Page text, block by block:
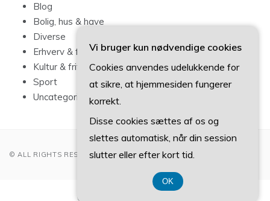
Blog
Bolig, hus & have
Diverse
Erhverv & forbrug
Kultur & fritid
Sport
Uncategorized
© ALL RIGHTS RESERVED 2022
CVR-Nummer 374 077 39
Vi bruger kun nødvendige cookies
Cookies anvendes udelukkende for
at sikre, at hjemmesiden fungerer
korrekt.
Disse cookies sættes af os og
slettes automatisk, når din session
slutter eller efter kort tid.
OK